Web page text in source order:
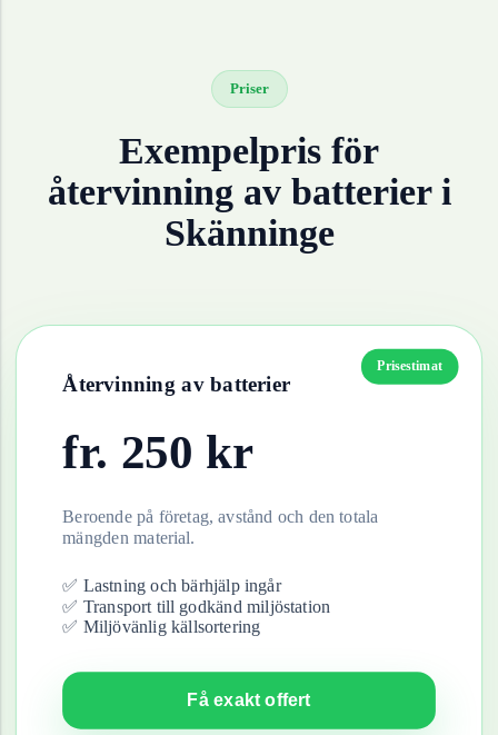
Priser
Exempelpris för
återvinning av batterieri
Skänninge
Prisestimat
Återvinning av batterier
fr. 250 kr
Beroende på företag, avstånd och den totala
mängden material.
✅ Lastning och bärhjälp ingår
✅ Transport till godkänd miljöstation
✅ Miljövänlig källsortering
Få exakt offert